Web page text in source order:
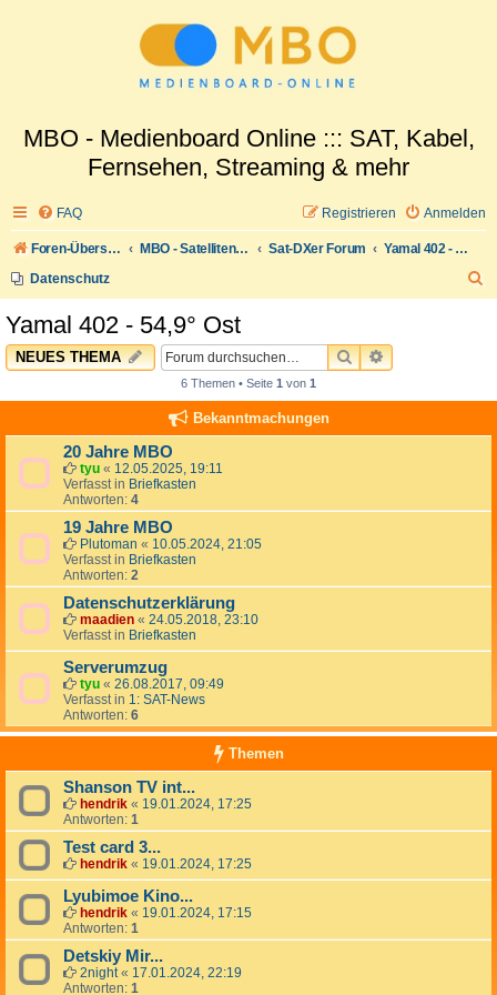
MBO - Medienboard Online ::: SAT, Kabel,
Fernsehen, Streaming & mehr
FAQ Anmelden
Registrieren
Foren-Übersicht MBO - Satellitenwelt Sat-DXer Forum
Yamal 402 - 54,9° Ost
Datenschutz
Yamal 402 - 54,9° Ost
NEUES THEMA SUCHEERWEITERTE
6 Themen • Seite 1 von 1
Bekanntmachungen
20 Jahre MBO
tyu « 12.05.2025, 19:11
Verfasst in Briefkasten
Antworten: 4
19 Jahre MBO
Plutoman « 10.05.2024, 21:05
Verfasst in Briefkasten
Antworten: 2
Datenschutzerklärung
maadien « 24.05.2018, 23:10
Verfasst in Briefkasten
Serverumzug
tyu « 26.08.2017, 09:49
Verfasst in 1: SAT-News
Antworten: 6
Themen
Shanson TV int...
hendrik « 19.01.2024, 17:25
Antworten: 1
Test card 3...
hendrik « 19.01.2024, 17:25
Lyubimoe Kino...
hendrik « 19.01.2024, 17:15
Antworten: 1
Detskiy Mir...
2night« 17.01.2024, 22:19
Antworten: 1